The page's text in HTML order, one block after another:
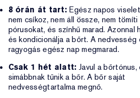
8 órán át tart: Egész napos
nem csíkoz, nem áll össze, nem tömíti
pórusokat, és színhű marad. Azonnal
és kondicionálja a bőrt. A nedvesség
ragyogás egész nap megmarad.
Csak 1 hét alatt: Javul a bőrtónus,
simábbnak tűnik a bőr. A bőr saját
nedvességtartalma megnő.